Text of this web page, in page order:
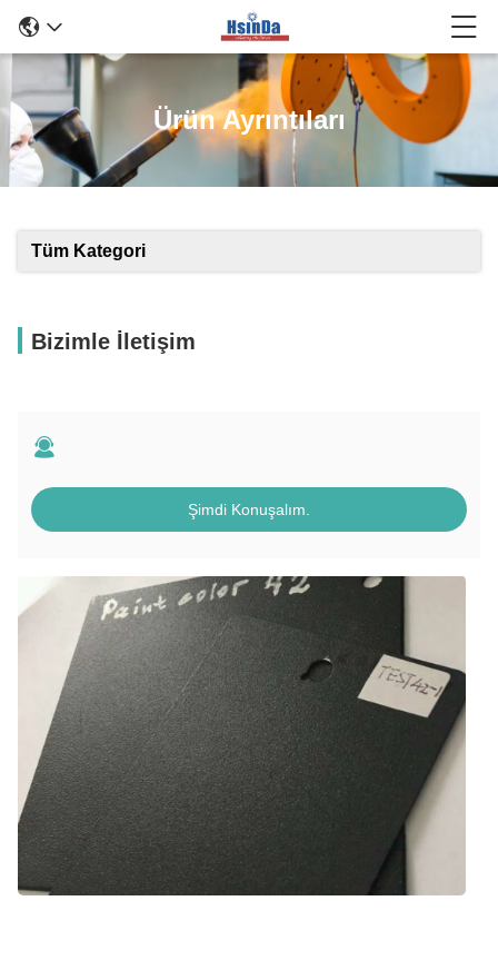
Ürün Ayrıntıları
Tüm Kategori
Bizimle İletişim
Şimdi Konuşalım.